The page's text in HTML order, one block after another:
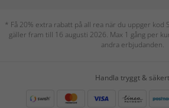
* Få 20% extra rabatt på all rea när du uppger kod
gäller fram till 16 augusti 2026. Max 1 gång per
andra erbjudanden.
Handla tryggt & säkert